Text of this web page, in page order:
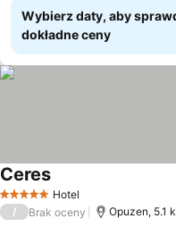
Wybierz daty, aby
dokładne ceny
5 KategoriaHotel
CeresWyświetl ceny
/ Brak oceny Opuzen, 5.1